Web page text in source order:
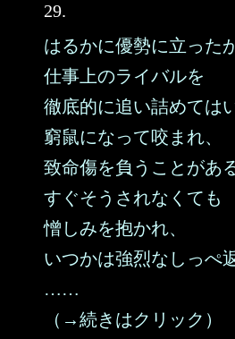
29.
はるかに優勢に立った
仕事上のライバルを
徹底的に追い詰めては
窮鼠になって咬まれ、
致命傷を負うことがある
すぐそうされなくても
憎しみを抱かれ、
いつかは強烈なしっぺ
……
（→続きはクリック）